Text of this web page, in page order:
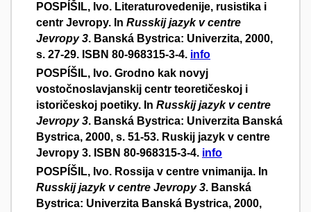
POSPÍŠIL, Ivo. Literaturovedenije, rusistika i
centr Jevropy. In Russkij jazyk v centre
Jevropy 3. Banská Bystrica: Univerzita, 2000,
s. 27-29. ISBN 80-968315-3-4. info
POSPÍŠIL, Ivo. Grodno kak novyj
vostočnoslavjanskij centr teoretičeskoj i
istoričeskoj poetiky. In Russkij jazyk v centre
Jevropy 3. Banská Bystrica: Univerzita Banská
Bystrica, 2000, s. 51-53. Ruskij jazyk v centre
Jevropy 3. ISBN 80-968315-3-4. info
POSPÍŠIL, Ivo. Rossija v centre vnimanija. In
Russkij jazyk v centre Jevropy 3. Banská
Bystrica: Univerzita Banská Bystrica, 2000,